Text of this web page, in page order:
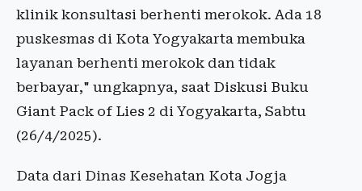
klinik konsultasi berhenti merokok. Ada 18
puskesmas di Kota Yogyakarta membuka
layanan berhenti merokok dan tidak
berbayar," ungkapnya, saat Diskusi Buku
Giant Pack of Lies 2 di Yogyakarta, Sabtu
(26/4/2025).
Data dari Dinas Kesehatan Kota Jogja